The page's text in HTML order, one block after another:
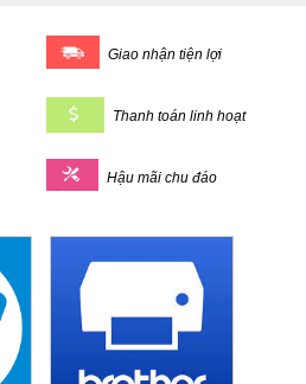
Giao nhận tiện lợi
Thanh toán linh hoạt
Hậu mãi chu đáo